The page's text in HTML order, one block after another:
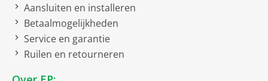
Kookplaat bediening 2
Timer
Aansluiten en installeren
Betaalmogelijkheden
Service en garantie
Ruilen en retourneren